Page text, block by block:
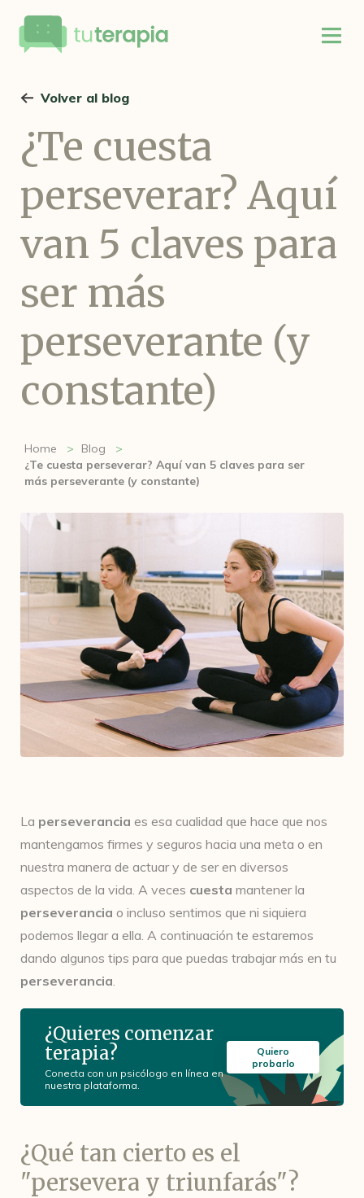
Volver al blog
¿Te cuesta
perseverar? Aquí
van 5 claves para
ser más
perseverante (y
constante)
Home
Blog
¿Te cuesta perseverar? Aquí van 5 claves para ser
más perseverante (y constante)
La perseverancia es esa cualidad que hace que nos
mantengamos firmes y seguros hacia una meta o en
nuestra manera de actuar y de ser en diversos
aspectos de la vida. A veces cuesta mantener la
perseverancia o incluso sentimos que ni siquiera
podemos llegar a ella. A continuación te estaremos
dando algunos tips para que puedas trabajar más en tu
perseverancia.
¿Quieres comenzar
terapia?
Conecta con un psicólogo en línea en
nuestra plataforma.
Quiero
probarlo
¿Qué tan cierto es el
"persevera y triunfarás"?